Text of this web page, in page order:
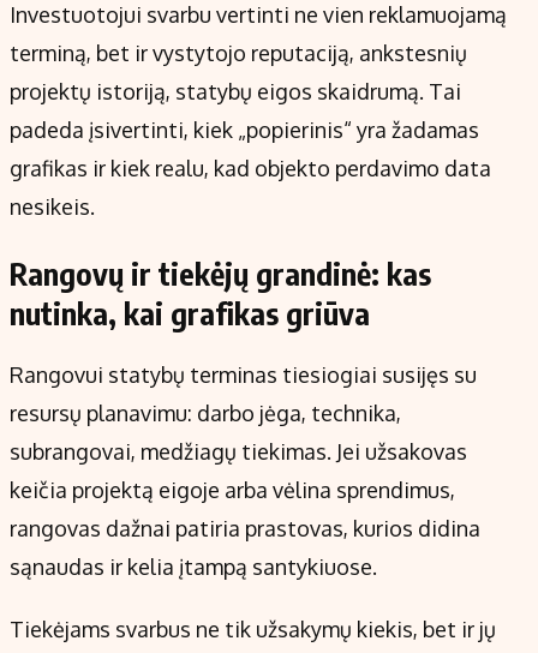
Investuotojui svarbu vertinti ne vien reklamuojamą
terminą, bet ir vystytojo reputaciją, ankstesnių
projektų istoriją, statybų eigos skaidrumą. Tai
padeda įsivertinti, kiek „popierinis“ yra žadamas
grafikas ir kiek realu, kad objekto perdavimo data
nesikeis.
Rangovų ir tiekėjų grandinė: kas
nutinka, kai grafikas griūva
Rangovui statybų terminas tiesiogiai susijęs su
resursų planavimu: darbo jėga, technika,
subrangovai, medžiagų tiekimas. Jei užsakovas
keičia projektą eigoje arba vėlina sprendimus,
rangovas dažnai patiria prastovas, kurios didina
sąnaudas ir kelia įtampą santykiuose.
Tiekėjams svarbus ne tik užsakymų kiekis, bet ir jų